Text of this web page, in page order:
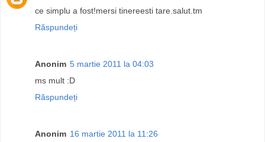
ce simplu a fost!mersi tinereesti tare.salut.tm
Răspundeți
Anonim 5 martie 2011 la 04:03
ms mult :D
Răspundeți
Anonim 16 martie 2011 la 11:26